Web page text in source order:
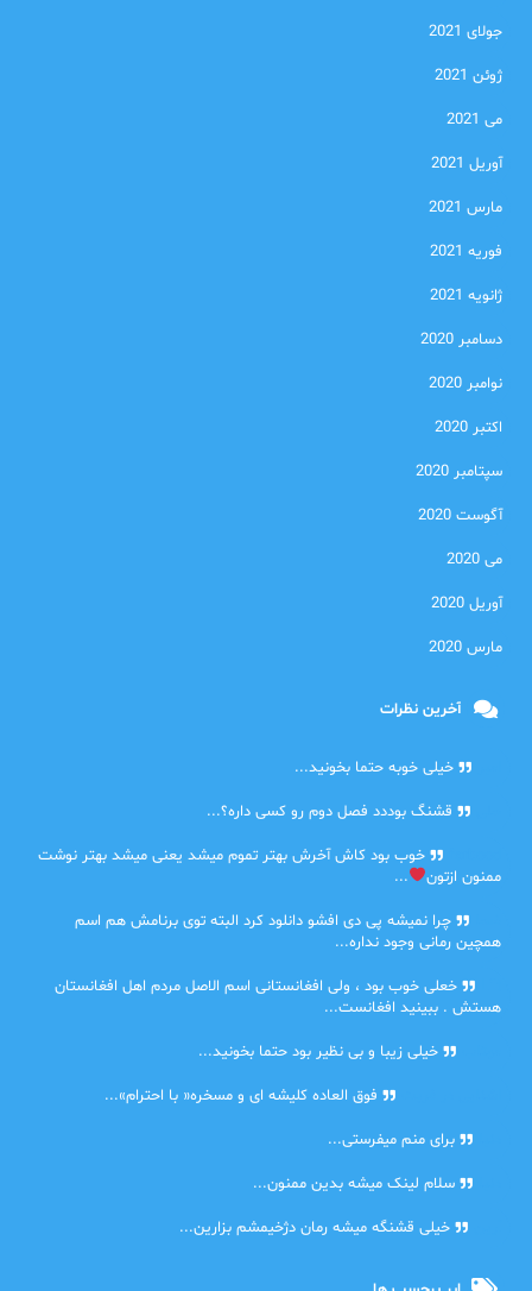
جولای 2021
ژوئن 2021
می 2021
آوریل 2021
مارس 2021
فوریه 2021
ژانویه 2021
دسامبر 2020
نوامبر 2020
اکتبر 2020
سپتامبر 2020
آگوست 2020
می 2020
آوریل 2020
مارس 2020
آخرین نظرات
خیلی خوبه حتما بخونید...
قشنگ بوددد فصل دوم رو کسی داره؟...
خوب بود کاش آخرش بهتر تموم میشد یعنی میشد بهتر نوشت
ممنون ازتون
...
چرا نمیشه پی دی افشو دانلود کرد البته توی برنامش هم اسم
همچین رمانی وجود نداره...
خعلی خوب بود ، ولی افغانستانی اسم الاصل مردم اهل افغانستان
هستش . ببینید افغانست...
خیلی زیبا و بی نظیر بود حتما بخونید...
فوق العاده کلیشه ای و مسخره« با احترام»...
برای منم میفرستی...
سلام لینک میشه بدین ممنون...
خیلی قشنگه میشه رمان دژخیمشم بزارین...